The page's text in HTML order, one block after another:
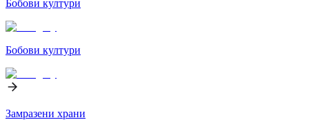
Бобови култури
Бобови култури
Замразени храни